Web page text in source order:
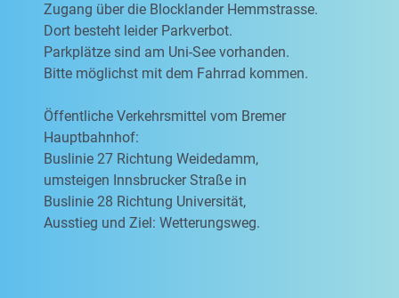
Zugang über die Blocklander Hemmstrasse.
Dort besteht leider Parkverbot.
Parkplätze sind am Uni-See vorhanden.
Bitte möglichst mit dem Fahrrad kommen.
Öffentliche Verkehrsmittel vom Bremer
Hauptbahnhof:
Buslinie 27 Richtung Weidedamm,
umsteigen Innsbrucker Straße in
Buslinie 28 Richtung Universität,
Ausstieg und Ziel: Wetterungsweg.